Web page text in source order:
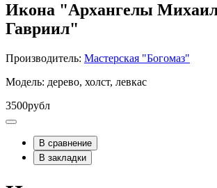
Икона "Архангелы
Гавриил"
Производитель: Мастерская "Богомаз"
Модель: дерево, холст, левкас
3500рубл
В сравнение
В закладки